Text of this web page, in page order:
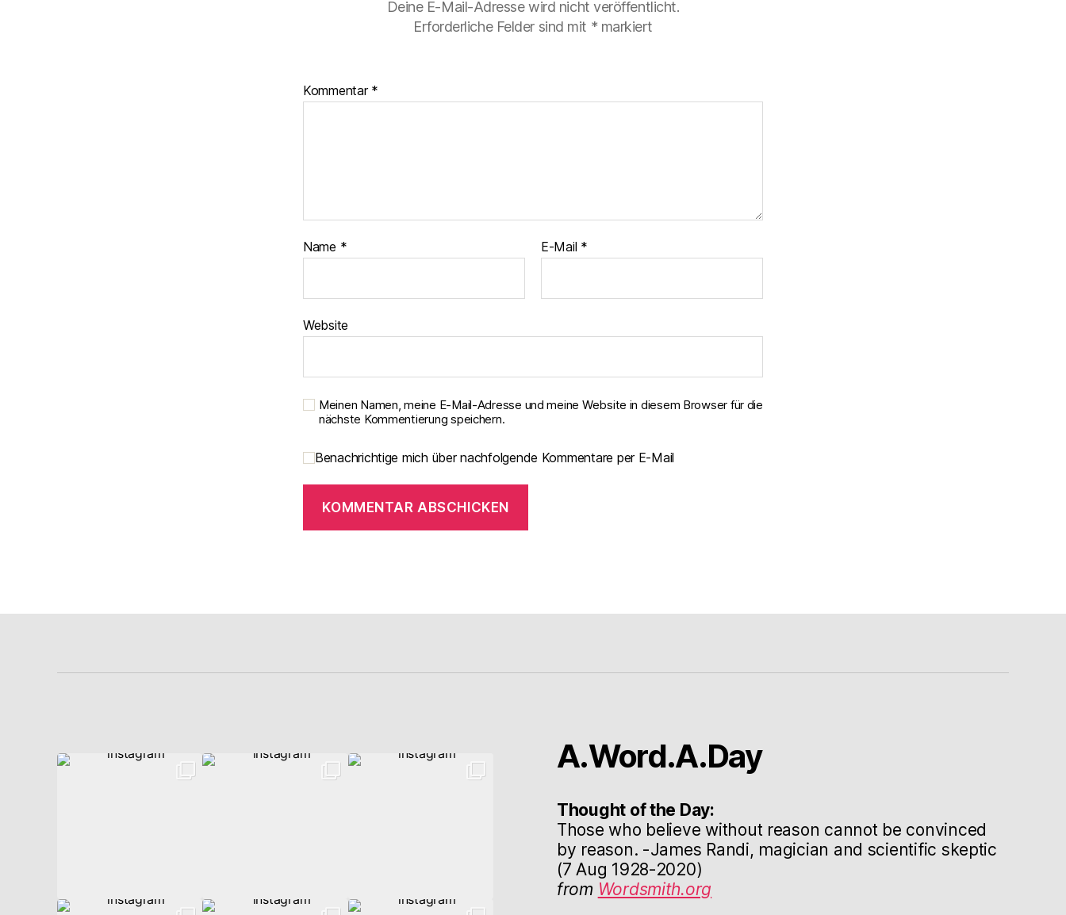
Deine E-Mail-Adresse wird nicht veröffentlicht.
Erforderliche Felder sind mit * markiert
Kommentar *
Name * E-Mail *
Website
Meinen Namen, meine E-Mail-Adresse und meine Website in diesem Browser für die
nächste Kommentierung speichern.
Benachrichtige mich über nachfolgende Kommentare per E-Mail
A.Word.A.Day
Thought of the Day:
Those who believe without reason cannot be convinced
by reason. -James Randi, magician and scientific skeptic
(7 Aug 1928-2020)
from Wordsmith.org